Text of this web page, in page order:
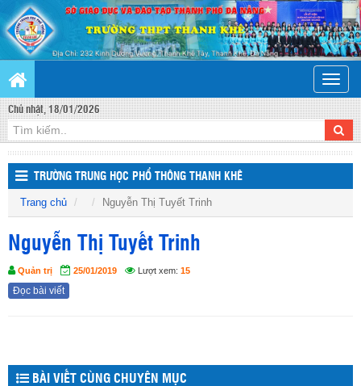
Toggle
Chủ nhật, 18/01/2026
TRƯỜNG TRUNG HỌC PHỔ THÔNG THANH KHÊ
Trang chủ Nguyễn Thị Tuyết Trinh
Nguyễn Thị Tuyết Trinh
Quản trị 25/01/2019 Lượt xem: 15
Đọc bài viết
BÀI VIẾT CÙNG CHUYÊN MỤC